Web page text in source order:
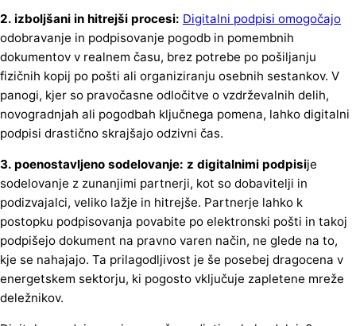
2. izboljšani in hitrejši procesi: Digitalni podpisi omogočajo
odobravanje in podpisovanje pogodb in pomembnih
dokumentov v realnem času, brez potrebe po pošiljanju
fizičnih kopij po pošti ali organiziranju osebnih sestankov. V
panogi, kjer so pravočasne odločitve o vzdrževalnih delih,
novogradnjah ali pogodbah ključnega pomena, lahko digitalni
podpisi drastično skrajšajo odzivni čas.
3. poenostavljeno sodelovanje: z digitalnimi podpisije
sodelovanje z zunanjimi partnerji, kot so dobavitelji in
podizvajalci, veliko lažje in hitrejše. Partnerje lahko k
postopku podpisovanja povabite po elektronski pošti in takoj
podpišejo dokument na pravno varen način, ne glede na to,
kje se nahajajo. Ta prilagodljivost je še posebej dragocena v
energetskem sektorju, ki pogosto vključuje zapletene mreže
deležnikov.